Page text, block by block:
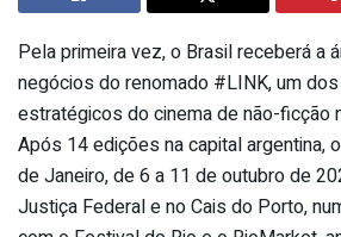
Pela primeira vez, o Brasil receberá a
negócios do renomado #LINK, um
estratégicos do cinema de não-ficção
Após 14 edições na capital argentina,
de Janeiro, de 6 a 11 de outubro de
Justiça Federal e no Cais do Porto,